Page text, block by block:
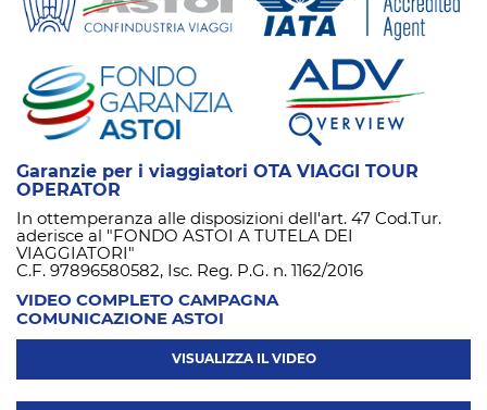
Garanzie per i viaggiatori OTA VIAGGI TOUR
OPERATOR
In ottemperanza alle disposizioni dell'art. 47 Cod.Tur.
aderisce al "FONDO ASTOI A TUTELA DEI
VIAGGIATORI"
C.F. 97896580582, Isc. Reg. P.G. n. 1162/2016
VIDEO COMPLETO CAMPAGNA
COMUNICAZIONE ASTOI
VISUALIZZA IL VIDEO